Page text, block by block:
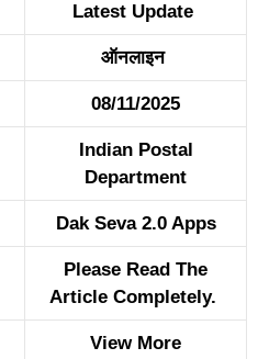
Latest Update
ऑनलाइन
08/11/2025
Indian Postal
Department
Dak Seva 2.0 Apps
Please Read The
Article Completely.
View More